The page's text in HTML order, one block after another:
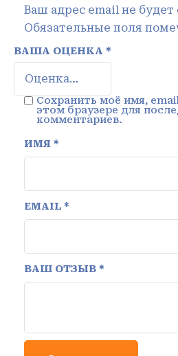
Ваш адрес email не будет
Обязательные поля
ВАША ОЦЕНКА *
ВАШ ОТЗЫВ *
ИМЯ *
EMAIL *
Сохранить моё имя,
этом браузере для
комментариев.